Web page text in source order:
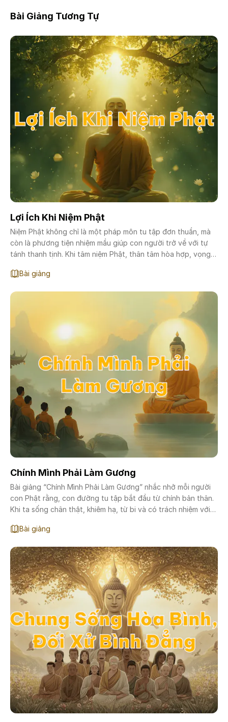
Bài Giảng Tương Tự
Lợi Ích Khi Niệm Phật
Niệm Phật không chỉ là một pháp môn tu tập đơn thuần, mà
còn là phương tiện nhiệm mầu giúp con người trở về với tự
tánh thanh tịnh. Khi tâm niệm Phật, thân tâm hòa hợp, vọng
sống chánh niệm, nuôi dưỡng lòng từ, khơi dậy niềm tin sâu
Bài giảng
Chính Mình Phải Làm Gương
Bài giảng “Chính Mình Phải Làm Gương” nhắc nhở mỗi người
con Phật rằng, con đường tu tập bắt đầu từ chính bản thân.
Khi ta sống chân thật, khiêm hạ, từ bi và có trách nhiệm với
lành cho đời.
Bài giảng